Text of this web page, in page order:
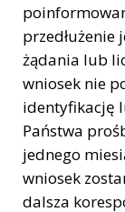
przedłużenie
żądania lub
wniosek nie
identyfikację
Państwa
jednego
wniosek
dalsza